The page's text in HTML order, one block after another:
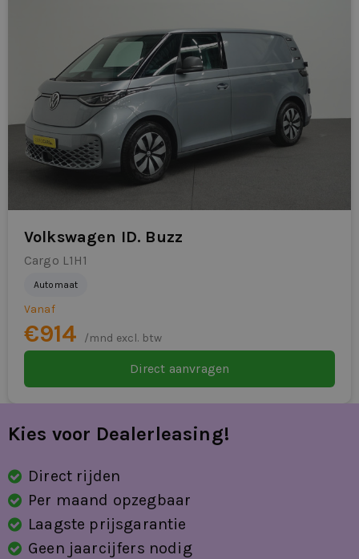
Volkswagen ID. Buzz
Cargo L1H1
Automaat
Vanaf
€914 /mnd excl. btw
Direct aanvragen
Kies voor Dealerleasing!
Direct rijden
Per maand opzegbaar
Laagste prijsgarantie
Geen jaarcijfers nodig